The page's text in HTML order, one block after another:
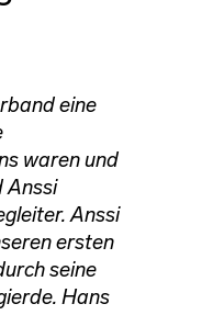
eine
waren und
Anssi
Anssi
ersten
seine
Hans